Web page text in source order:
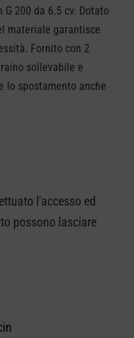
200 da 6.5 cv. Dotato
materiale garantisce
Fornito con 2
sollevabile e
lo spostamento anche
l'accesso ed
possono lasciare